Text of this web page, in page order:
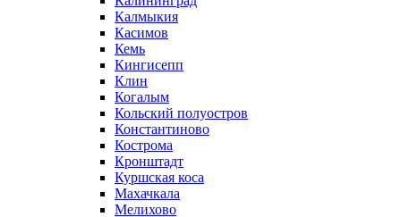
Калмыкия
Касимов
Кемь
Кингисепп
Клин
Когалым
Кольский полуостров
Константиново
Кострома
Кронштадт
Куршская коса
Махачкала
Мелихово